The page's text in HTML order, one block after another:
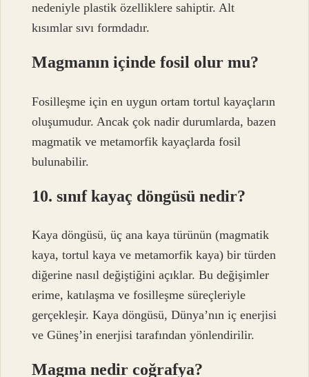
nedeniyle plastik özelliklere sahiptir. Alt
kısımlar sıvı formdadır.
Magmanın içinde fosil olur mu?
Fosilleşme için en uygun ortam tortul kayaçların
oluşumudur. Ancak çok nadir durumlarda, bazen
magmatik ve metamorfik kayaçlarda fosil
bulunabilir.
10. sınıf kayaç döngüsü nedir?
Kaya döngüsü, üç ana kaya türünün (magmatik
kaya, tortul kaya ve metamorfik kaya) bir türden
diğerine nasıl değiştiğini açıklar. Bu değişimler
erime, katılaşma ve fosilleşme süreçleriyle
gerçekleşir. Kaya döngüsü, Dünya’nın iç enerjisi
ve Güneş’in enerjisi tarafından yönlendirilir.
Magma nedir coğrafya?